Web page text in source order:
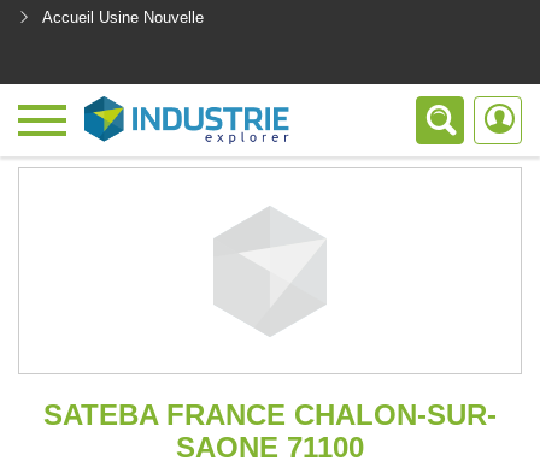
Accueil Usine Nouvelle
SATEBA FRANCE CHALON-SUR-
SAONE 71100